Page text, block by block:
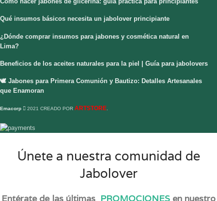
Qué insumos básicos necesita un jabolover principiante
¿Dónde comprar insumos para jabones y cosmética natural en
Lima?
Beneficios de los aceites naturales para la piel | Guía para jabolovers
🕊️ Jabones para Primera Comunión y Bautizo: Detalles Artesanales
que Enamoran
Emacorp 2021 CREADO POR ARTSTORE.
Únete a nuestra comunidad de
Jabolover
Entérate de las últimas PROMOCIONES en nuestro